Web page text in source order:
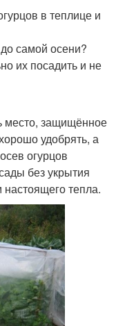
в теплице и
самой осени?
их посадить и не
место, защищённое
удобрять, а
огурцов
без укрытия
тепла.